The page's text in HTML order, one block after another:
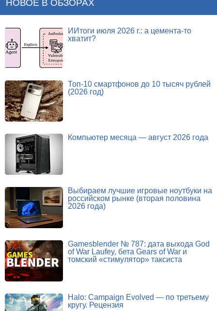
НОВОЕ В ОБЗОРАХ
ИИтоги июля 2026 г.: а цемента-то
хватит?
Топ-10 смартфонов до 10 тысяч рублей
(2026 год)
Компьютер месяца — август 2026 года
Выбираем лучшие игровые ноутбуки на
российском рынке (вторая половина
2026 года)
Gamesblender № 787: дата выхода God
of War Laufey, бета Gears of War и
томский «стимулятор» таксиста
Halo: Campaign Evolved — по третьему
кругу. Рецензия